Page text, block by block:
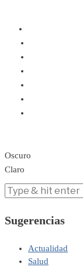
Oscuro
Claro
Sugerencias
Actualidad
Salud